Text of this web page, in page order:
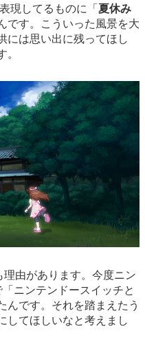
現してるものに「夏休み
です。こういった風景を大
には思い出に残ってほし
由があります。今度ニン
ニンテンドースイッチと
んです。それを踏まえたう
してほしいなと考えまし